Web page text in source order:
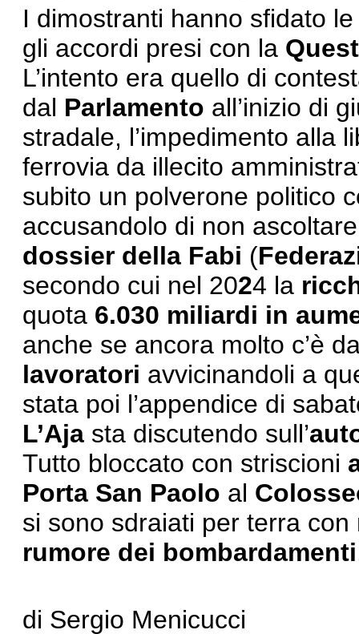
I dimostranti hanno sfidato
gli accordi presi con la
L’intento era quello di
dal Parlamento all’inizio di
stradale, l’impedimento alla
ferrovia da illecito
subito un polverone politico
accusandolo di non
dossier della Fabi (
secondo cui nel 2024 la
quota 6.030 miliardi in
anche se ancora molto c’è
lavoratori avvicinandoli a
stata poi l’appendice di
L’Aja sta discutendo sull’
Tutto bloccato con striscioni
Porta San Paolo al
si sono sdraiati per terra
rumore dei bombardamenti
di Sergio Menicucci